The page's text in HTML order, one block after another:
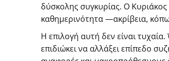
δύσκολης συγκυρίας. Ο
καθημερινότητα —ακρίβεια,
Η επιλογή αυτή δεν είναι
επιδιώκει να αλλάξει επίπεδο